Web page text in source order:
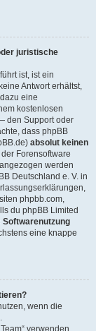
juristische
ist, ist ein
Antwort erhältst,
eine
kostenlosen
den Support oder
dass phpBB
absolut keinen
Forensoftware
werden
Deutschland e. V. in
phpbb.com,
du phpBB Limited
Softwarenutzung
eine knappe
wenn die
verwenden.